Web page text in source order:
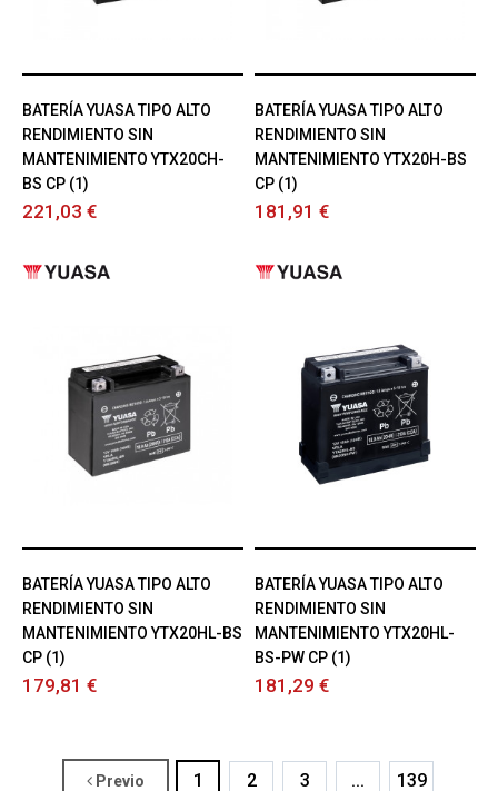
BATERÍA YUASA TIPO ALTO
RENDIMIENTO SIN
MANTENIMIENTO YTX20CH-
BS CP (1)
221,03 €
BATERÍA YUASA TIPO ALTO
RENDIMIENTO SIN
MANTENIMIENTO YTX20H-BS
CP (1)
181,91 €
BATERÍA YUASA TIPO ALTO
RENDIMIENTO SIN
MANTENIMIENTO YTX20HL-BS
CP (1)
179,81 €
BATERÍA YUASA TIPO ALTO
RENDIMIENTO SIN
MANTENIMIENTO YTX20HL-
BS-PW CP (1)
181,29 €
Previo 1 2 3 ... 139